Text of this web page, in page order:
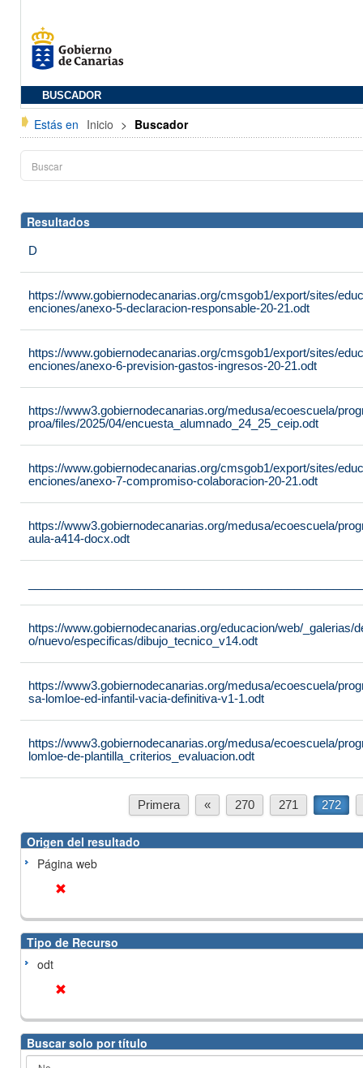
BUSCADOR
Estás en Inicio > Buscador
Resultados
D
https://www.gobiernodecanarias.org/cmsgob1/export/sites/
enciones/anexo-5-declaracion-responsable-20-21.odt
https://www.gobiernodecanarias.org/cmsgob1/export/sites/
enciones/anexo-6-prevision-gastos-ingresos-20-21.odt
https://www3.gobiernodecanarias.org/medusa/ecoescuela/
proa/files/2025/04/encuesta_alumnado_24_25_ceip.odt
https://www.gobiernodecanarias.org/cmsgob1/export/sites/
enciones/anexo-7-compromiso-colaboracion-20-21.odt
https://www3.gobiernodecanarias.org/medusa/ecoescuela/
aula-a414-docx.odt
https://www.gobiernodecanarias.org/educacion/web/
o/nuevo/especificas/dibujo_tecnico_v14.odt
https://www3.gobiernodecanarias.org/medusa/ecoescuela/
sa-lomloe-ed-infantil-vacia-definitiva-v1-1.odt
https://www3.gobiernodecanarias.org/medusa/ecoescuela/
lomloe-de-plantilla_criterios_evaluacion.odt
Primera « 270 271 272
Origen del resultado
Página web
Tipo de Recurso
odt
Buscar solo por título